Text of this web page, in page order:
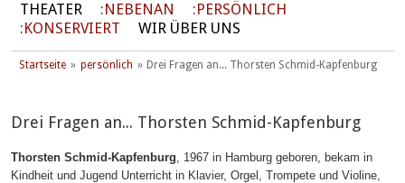
THEATER NEBENAN
PERSÖNLICH
KONSERVIERT
WIR ÜBER UNS
Startseite persönlich Drei Fragen an... Thorsten Schmid-Kapfenburg
Drei Fragen an... Thorsten Schmid-Kapfenburg
Thorsten Schmid-Kapfenburg , 1967 in Hamburg geboren, bekam in
Kindheit und Jugend Unterricht in Klavier, Orgel, Trompete und Violine,